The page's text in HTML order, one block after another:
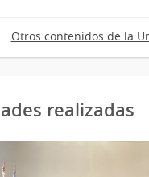
Otros contenidos de la
realizadas